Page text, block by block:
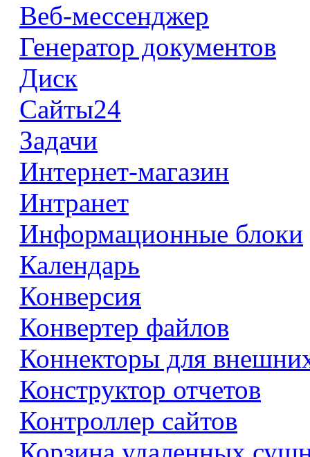
Веб-мессенджер
Генератор документов
Диск
Сайты24
Задачи
Интернет-магазин
Интранет
Информационные блоки
Календарь
Конверсия
Конвертер файлов
Коннекторы для
Конструктор отчетов
Контроллер сайтов